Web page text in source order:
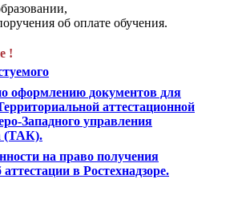
об оплате обучения.
!
оформлению документов для
аттестационной
Западного управления
(ТАК).
на право получения
в Ростехнадзоре.